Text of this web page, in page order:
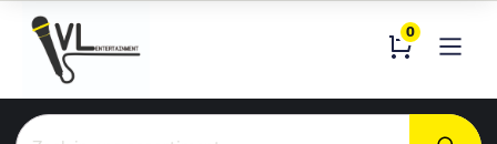
0
Zoeken